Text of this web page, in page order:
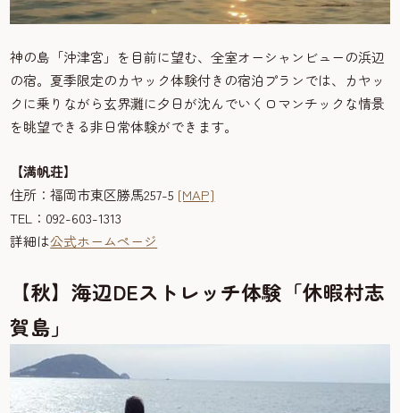
神の島「沖津宮」を目前に望む、全室オーシャンビューの浜辺
の宿。夏季限定のカヤック体験付きの宿泊プランでは、カヤッ
クに乗りながら玄界灘に夕日が沈んでいくロマンチックな情景
を眺望できる非日常体験ができます。
【満帆荘】
住所：福岡市東区勝馬257-5 [MAP]
TEL：092-603-1313
詳細は公式ホームページ
【秋】海辺DEストレッチ体験「休暇村志
賀島」